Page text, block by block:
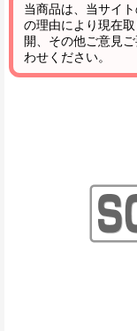
当商品は、当サイ
の理由により現在
開、その他ご意見
わせください。